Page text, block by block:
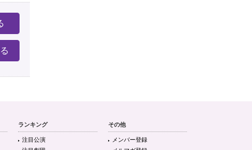
す。 お
ランキング
注目公演
その他
メンバー登録